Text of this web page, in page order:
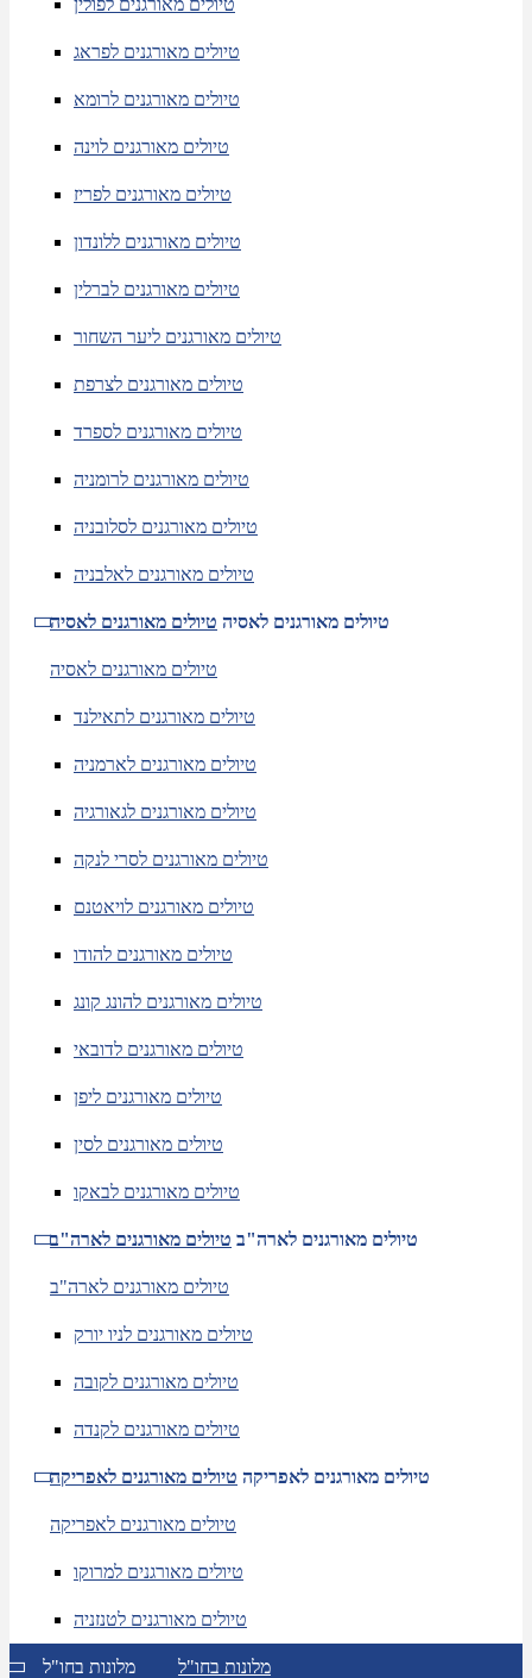
טיולים מאורגנים לפולין
טיולים מאורגנים לפראג
טיולים מאורגנים לרומא
טיולים מאורגנים לוינה
טיולים מאורגנים לפריז
טיולים מאורגנים ללונדון
טיולים מאורגנים לברלין
טיולים מאורגנים ליער השחור
טיולים מאורגנים לצרפת
טיולים מאורגנים לספרד
טיולים מאורגנים לרומניה
טיולים מאורגנים לסלובניה
טיולים מאורגנים לאלבניה
טיולים מאורגנים לאסיה טיולים מאורגנים לאסיה
טיולים מאורגנים לאסיה
טיולים מאורגנים לתאילנד
טיולים מאורגנים לארמניה
טיולים מאורגנים לגאורגיה
טיולים מאורגנים לסרי לנקה
טיולים מאורגנים לויאטנם
טיולים מאורגנים להודו
טיולים מאורגנים להונג קונג
טיולים מאורגנים לדובאי
טיולים מאורגנים ליפן
טיולים מאורגנים לסין
טיולים מאורגנים לבאקו
טיולים מאורגנים לארה"ב טיולים מאורגנים לארה"ב
טיולים מאורגנים לארה"ב
טיולים מאורגנים לניו יורק
טיולים מאורגנים לקובה
טיולים מאורגנים לקנדה
טיולים מאורגנים לאפריקה טיולים מאורגנים לאפריקה
טיולים מאורגנים לאפריקה
טיולים מאורגנים למרוקו
טיולים מאורגנים לטנזניה
מלונות בחו"ל מלונות בחו"ל